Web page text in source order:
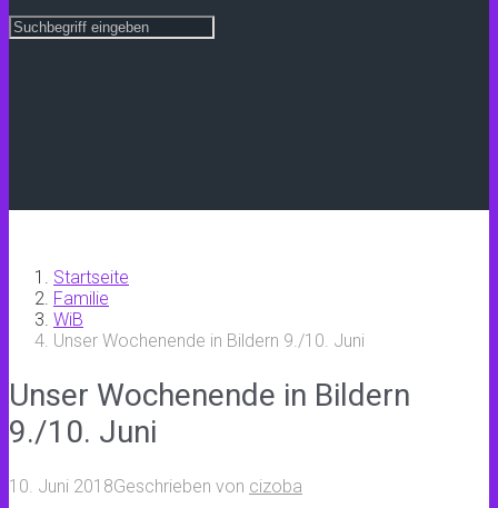
Startseite
Familie
WiB
Unser Wochenende in Bildern 9./10. Juni
Unser Wochenende in Bildern
9./10. Juni
10. Juni 2018Geschrieben von cizoba